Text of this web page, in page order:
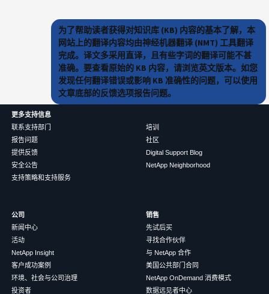
为了帮助读者获得对知识库 (KB) 内容的基本了解，本
网站上的翻译内容均由神经机器翻译 (NMT) 工具翻译
完成。译文多采用直译，且有些字词的翻译可能不甚
准确。要查看原始的 KB 内容，请浏览英文版本。如您
发现任何翻译错误或影响 KB 准确性的问题，可以使用
文章底部的反馈选项报告问题。
更多支持信息
联系支持部门
报告问题
提供反馈
安全公告
支持策略和支持服务
培训
社区
Digital Support Blog
NetApp Neighborhood
公司
新闻中心
活动
NetApp Insight
客户成功案例
环境、社会与公司治理
投资者
销售
先试后买
寻找合作伙伴
与 NetApp 合作
美国公共部门合同
NetApp OnDemand 消费模式
数据远见者中心